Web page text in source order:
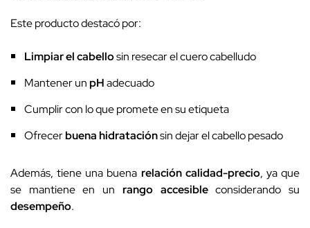
Este producto destacó por:
Limpiar el cabellosin resecar el cuero cabelludo
Mantener unpHadecuado
Cumplir con lo que promete en su etiqueta
Ofrecerbuena hidrataciónsin dejar el cabello pesado
Además, tiene una buena relación calidad-precio, ya que
se mantiene en un rango accesibleconsiderando su
desempeño.